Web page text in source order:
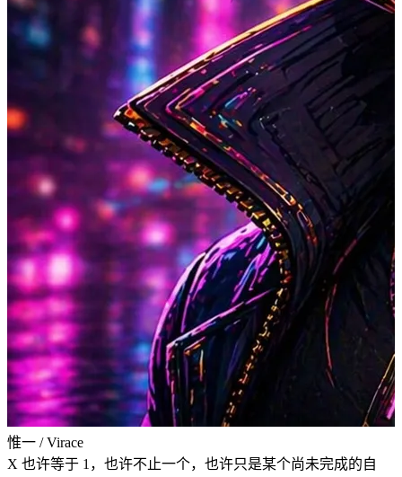
惟一 / Virace
X 也许等于 1，也许不止一个，也许只是某个尚未完成的自